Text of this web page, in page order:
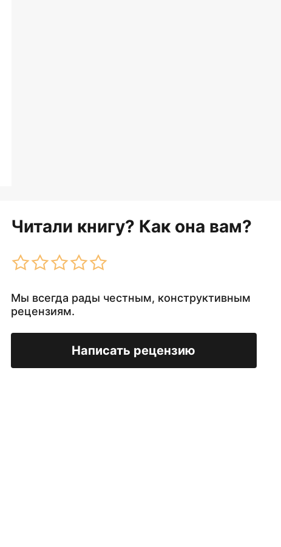
Читали книгу? Как она вам?
Мы всегда рады честным, конструктивным
рецензиям.
Написать рецензию